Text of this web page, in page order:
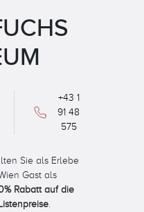
+43 1
91 48
575
Sie als Erlebe
Gast als
Rabatt auf die
.